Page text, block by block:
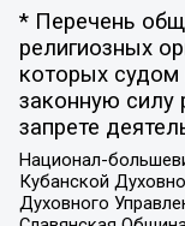
* Перечень
религиозных
которых судом
законную силу
запрете
Национал-
Кубанской
Духовного